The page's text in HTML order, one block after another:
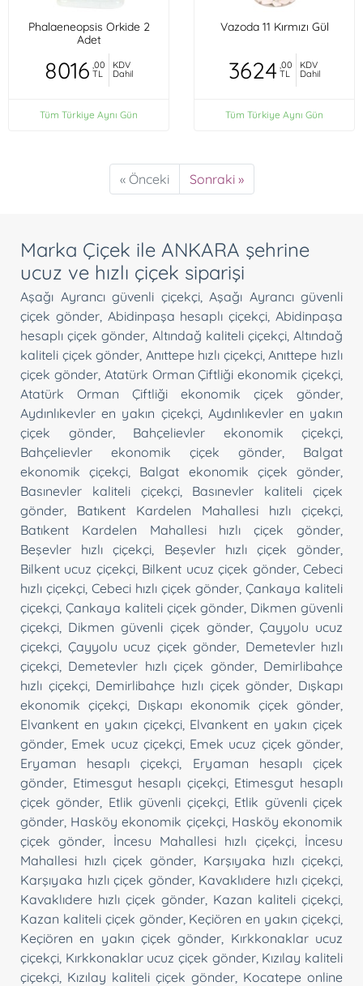
Phalaeneopsis Orkide 2
Adet
8016 ,00
TL
KDV
Dahil
Tüm Türkiye Aynı Gün
Vazoda 11 Kırmızı Gül
3624 ,00
TL
KDV
Dahil
Tüm Türkiye Aynı Gün
« Önceki Sonraki »
Marka Çiçek ile ANKARA şehrine
ucuz ve hızlı çiçek siparişi
Aşağı Ayrancı güvenli çiçekçi, Aşağı Ayrancı güvenli
çiçek gönder, Abidinpaşa hesaplı çiçekçi ,Abidinpaşa
hesaplı çiçek gönder Altındağ kaliteli çiçekçi,Altındağ
kaliteli çiçek gönder Anıttepe hızlı çiçekçi,Anıttepe hızlı
çiçek gönder, Atatürk Orman Çiftliği ekonomik çiçekçi
Atatürk Orman Çiftliği ekonomik çiçek gönder
Aydınlıkevler en yakın çiçekçi, Aydınlıkevler en yakın
çiçek gönder, Bahçelievler ekonomik çiçekçi
Bahçelievler ekonomik çiçek gönder
Balgat
ekonomik çiçekçi
Balgat ekonomik çiçek gönder
Basınevler kaliteli çiçekçi, Basınevler kaliteli çiçek
gönder
Batıkent Kardelen Mahallesi hızlı çiçekçi
Batıkent Kardelen Mahallesi hızlı çiçek gönder
Beşevler hızlı çiçekçi
Beşevler hızlı çiçek gönder
Bilkent ucuz çiçekçi, Bilkent ucuz çiçek gönder,Cebeci
hızlı çiçekçi Cebeci hızlı çiçek gönder Çankaya kaliteli
çiçekçi Çankaya kaliteli çiçek gönder Dikmen güvenli
çiçekçi Dikmen güvenli çiçek gönder, Çayyolu ucuz
çiçekçi Çayyolu ucuz çiçek gönder Demetevler hızlı
çiçekçi Demetevler hızlı çiçek gönder, Demirlibahçe
hızlı çiçekçi, Demirlibahçe hızlı çiçek gönder Dışkapı
ekonomik çiçekçi
Dışkapı ekonomik çiçek gönder
Elvankent en yakın çiçekçi, Elvankent en yakın çiçek
gönder Emek ucuz çiçekçi, Emek ucuz çiçek gönder
Eryaman hesaplı çiçekçi
Eryaman hesaplı çiçek
gönder Etimesgut hesaplı çiçekçi, Etimesgut hesaplı
çiçek gönder Etlik güvenli çiçekçi, Etlik güvenli çiçek
gönder Hasköy ekonomik çiçekçi, Hasköy ekonomik
çiçek gönder
İncesu Mahallesi hızlı çiçekçi, İncesu
Mahallesi hızlı çiçek gönder
Karşıyaka hızlı çiçekçi
Karşıyaka hızlı çiçek gönder, Kavaklıdere hızlı çiçekçi
Kavaklıdere hızlı çiçek gönder Kazan kaliteli çiçekçi
Kazan kaliteli çiçek gönder, Keçiören en yakın çiçekçi
Keçiören en yakın çiçek gönder
Kırkkonaklar ucuz
çiçekçi Kırkkonaklar ucuz çiçek gönder, Kızılay kaliteli
çiçekçi Kızılay kaliteli çiçek gönder Kocatepe online